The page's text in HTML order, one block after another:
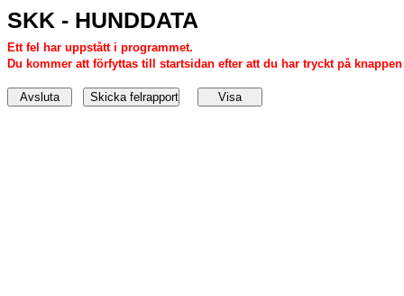
SKK - HUNDDATA
Ett fel har uppstått i programmet.
Du kommer att förfyttas till startsidan efter att du har tryckt på